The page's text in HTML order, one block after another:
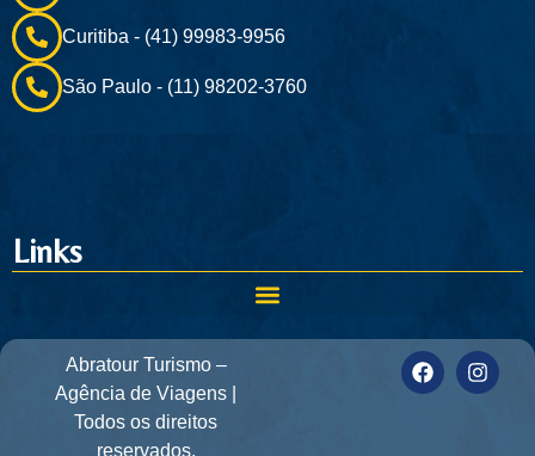
Curitiba - (41) 99983-9956
São Paulo - (11) 98202-3760
Links
Abratour Turismo –
Agência de Viagens |
Todos os direitos
reservados.